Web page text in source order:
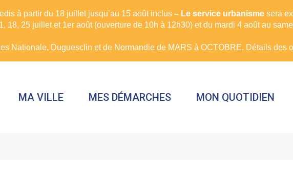
à partir du 18 juillet jusqu’au 15 août inclus – Le service urbanisme sera
18, 25 juillet et 1er août (ouverture de 10h à 12h30) et du mardi 4 août au
Nationale, Duguesclin et de Normandie de MARS à OCTOBRE. Détails des
MA VILLE MES DÉMARCHES MON QUOTIDIEN